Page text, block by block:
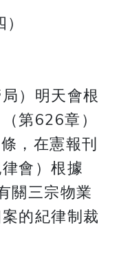
）明天會根
第626章）
，在憲報刊
會）根據
關三宗物業
的紀律制裁